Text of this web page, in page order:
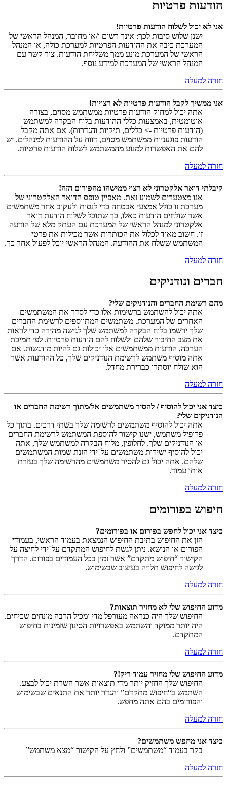
הודעות פרטיות
אני לא יכול לשלוח הודעות פרטיות!
ישנן שלוש סיבות לכך: אינך רשום ו/או מחובר, המנהל הראשי של
המערכת כיבה את ההודעות הפרטיות למערכת כולה, או המנהל
הראשי של המערכת מונע ממך משליחת הודעות. צור קשר עם
המנהל הראשי של המערכת למידע נוסף.
חזרה למעלה
אני ממשיך לקבל הודעות פרטיות לא רצויות!
אתה יכול למחוק הודעות פרטיות ממשתמש מסוים, בצורה
אוטומטית, באמצעות כללי ההודעות בלוח הבקרה למשתמש
(הודעות פרטיות -> כללים, תיקיות והגדרות). אם אתה מקבל
הודעות פוגעניות ממשתמש מסוים, דווח על ההודעות למנהלים. יש
להם את האפשרות למנוע מהמשתמש לשלוח הודעות פרטיות.
חזרה למעלה
קיבלתי דואר אלקטרוני לא רצוי ממישהו מהפורום הזה!
אנו מצטערים לשמוע זאת. מאפיין טופס הדואר האלקטרוני של
מערכת זו כולל אמצעי אבטחה כדי לנסות ולעקוב אחר משתמשים
אשר שולחים הודעות כאלו, כך שתוכל לשלוח הודעת דואר
אלקטרוני למנהל הראשי של המערכת עם העתק מלא של הודעה
זו. חשוב מאוד לכלול את הכותרות אשר מכילות את פרטי
המשתמש ששלח את ההודעה. המנהל הראשי יוכל לפעול אחר כך.
חזרה למעלה
חברים ונודניקים
מהם רשימת החברים והנודניקים שלי?
אתה יכול להשתמש ברשימות אלו כדי לסדר את המשתמשים
האחרים של המערכת. משתמשים המתווספים לרשימת החברים
שלך ירשמו בלוח הבקרה למשתמש שלך לגישה מהירה כדי לראות
את מצב החיבור שלהם ולשלוח להם הודעות פרטיות. לפי תמיכת
הערכה, הודעות ממשתמשים אלו יכולות גם להיות מודגשות. אם
אתה מוסיף משתמש לרשימת הנודניקים שלך, כל ההודעות אשר
הוא שולח יוסתרו כברירת מחדל.
חזרה למעלה
כיצד אני יכול להוסיף / להסיר משתמשים אל/מתוך רשימת החברים או
הנודניקים שלי?
אתה יכול להוסיף משתמשים לרשימה שלך בשתי דרכים. בתוך כל
פרופיל משתמש, ישנו קישור להוספת המשתמש לרשימת החברים
או הנודניקים שלך. לחלופין, מלוח הבקרה למשתמש שלך, אתה
יכול להוסיף ישירות משתמשים על־ידי הזנת שמות המשתמשים
שלהם. אתה יכול גם להסיר משתמשים מהרשימה שלך בעזרת
אותו עמוד.
חזרה למעלה
חיפוש בפורומים
כיצד אני יכול לחפש בפורום או בפורומים?
הזן את החיפוש בתיבת החיפוש הנמצאת בעמוד הראשי, בעמודי
הפורום או הנושא. ניתן לגשת לחיפוש המתקדם על־ידי לחיצה על
הקישור “חיפוש מתקדם” אשר זמין בכל העמודים בפורום. הדרך
לגישה לחיפוש תלויה בעיצוב שבשימוש.
חזרה למעלה
מדוע החיפוש שלי לא מחזיר תוצאות?
החיפוש שלך היה כנראה מעורפל מדי ומכיל הרבה מונחים שכיחים.
היה יותר ממוקד והשתמש באפשרויות הסינון שזמינות בחיפוש
המתקדם.
חזרה למעלה
מדוע החיפוש שלי מחזיר עמוד ריק!?
החיפוש שלך החזיק יותר מדי תוצאות אשר השרת יכול לבצע.
השתמש ב“חיפוש מתקדם” והגדר יותר את התנאים שבשימוש
והפורומים בהם אתה מחפש.
חזרה למעלה
כיצד אני מחפש משתמשים?
בקר בעמוד “משתמשים” ולחץ על הקישור “מצא משתמש”
חזרה למעלה